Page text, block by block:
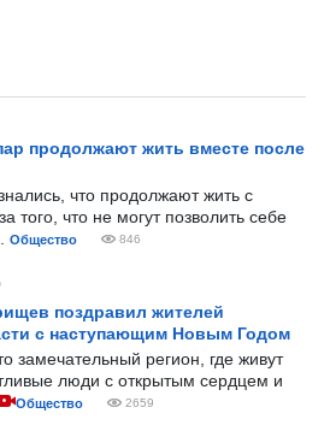
продолжают жить вместе после
что продолжают жить с
того, что не могут позволить себе
Общество 846
поздравил жителей
с наступающим Новым Годом
замечательный регион, где живут
люди с открытым сердцем и
Общество 2659